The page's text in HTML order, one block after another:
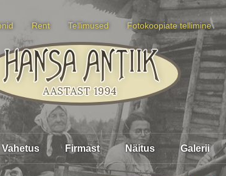
Rent Tellimused Fotokoopiate tellimine
Vahetus Firmast Näitus Galerii